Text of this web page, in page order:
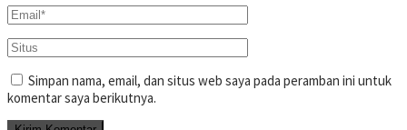
Simpan nama, email, dan situs web saya pada peramban ini untuk
komentar saya berikutnya.